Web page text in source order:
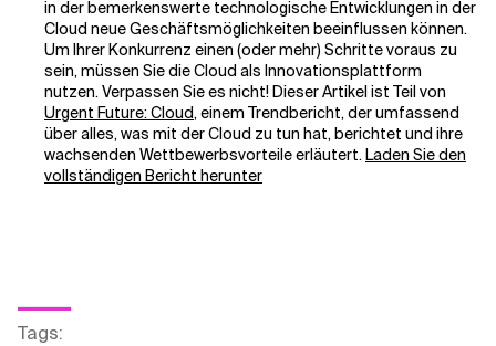
in der bemerkenswerte technologische Entwicklungen in der
Cloud neue Geschäftsmöglichkeiten beeinflussen können.
Um Ihrer Konkurrenz einen (oder mehr) Schritte voraus zu
sein, müssen Sie die Cloud als Innovationsplattform
nutzen. Verpassen Sie es nicht! Dieser Artikel ist Teil von
Urgent Future: Cloud, einem Trendbericht, der umfassend
über alles, was mit der Cloud zu tun hat, berichtet und ihre
wachsenden Wettbewerbsvorteile erläutert.Laden Sie den
vollständigen Bericht herunter
Tags: